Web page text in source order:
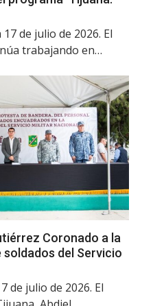
de julio de 2026. El
trabajando en…
Coronado a la
del Servicio
de julio de 2026. El